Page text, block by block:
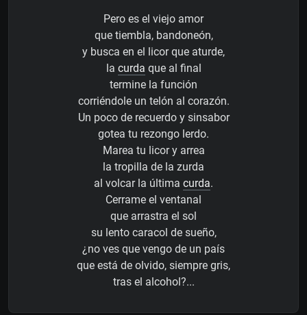
Pero es el viejo amor
que tiembla, bandoneón,
y busca en el licor que aturde,
la curda que al final
termine la función
corriéndole un telón al corazón.
Un poco de recuerdo y sinsabor
gotea tu rezongo lerdo.
Marea tu licor y arrea
la tropilla de la zurda
al volcar la última curda.
Cerrame el ventanal
que arrastra el sol
su lento caracol de sueño,
¿no ves que vengo de un país
que está de olvido, siempre gris,
tras el alcohol?...